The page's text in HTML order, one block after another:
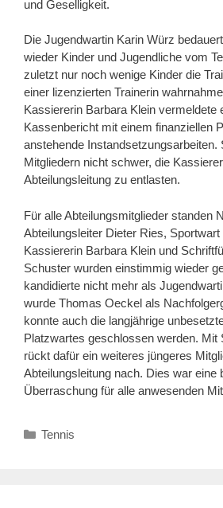
und Geselligkeit.
Die Jugendwartin Karin Würz
wieder Kinder und Jugendliche vom
zuletzt nur noch wenige Kinder die
einer lizenzierten Trainerin
Kassiererin Barbara Klein vermeldete
Kassenbericht mit einem finanziellen
anstehende Instandsetzungsarbeiten.
Mitgliedern nicht schwer, die
Abteilungsleitung zu entlasten.
Für alle Abteilungsmitglieder standen
Abteilungsleiter Dieter Ries, Sportwart
Kassiererin Barbara Klein und
Schuster wurden einstimmig wieder
kandidierte nicht mehr als
wurde Thomas Oeckel als
konnte auch die langjährige
Platzwartes geschlossen werden. Mit
rückt dafür ein weiteres jüngeres
Abteilungsleitung nach. Dies war eine
Überraschung für alle anwesenden
Kategorien
Tennis